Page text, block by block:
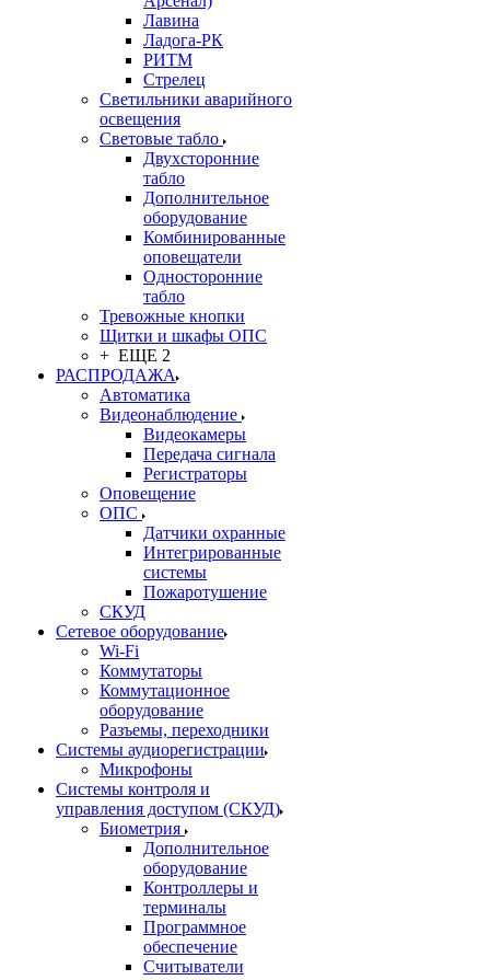
Лавина
Ладога-РК
РИТМ
Стрелец
Светильники аварийного
освещения
Световые табло
Двухсторонние
табло
Дополнительное
оборудование
Комбинированные
оповещатели
Односторонние
табло
Тревожные кнопки
Щитки и шкафы ОПС
+ ЕЩЕ 2
РАСПРОДАЖА
Автоматика
Видеонаблюдение
Видеокамеры
Передача сигнала
Регистраторы
Оповещение
ОПС
Датчики охранные
Интегрированные
системы
Пожаротушение
СКУД
Сетевое оборудование
Wi-Fi
Коммутаторы
Коммутационное
оборудование
Разъемы, переходники
Системы аудиорегистрации
Микрофоны
Системы контроля и
управления доступом (СКУД)
Биометрия
Дополнительное
оборудование
Контроллеры и
терминалы
Программное
обеспечение
Считыватели